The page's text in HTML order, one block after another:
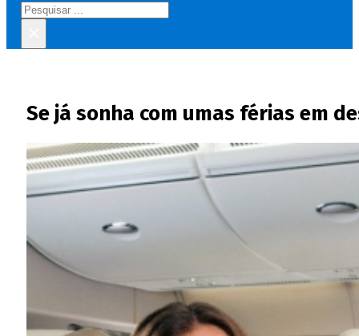
Pesquisar
Se já sonha com umas férias em